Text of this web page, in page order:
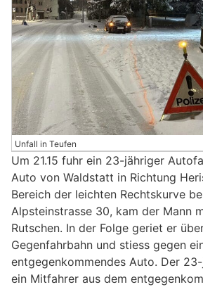
Unfall in Teufen
Um 21.15 fuhr ein 23-jähriger
Auto von Waldstatt in Richtung
Bereich der leichten Rechtskurve
Alpsteinstrasse 30, kam der Mann
Rutschen. In der Folge geriet er
Gegenfahrbahn und stiess gegen
entgegenkommendes Auto. Der
ein Mitfahrer aus dem